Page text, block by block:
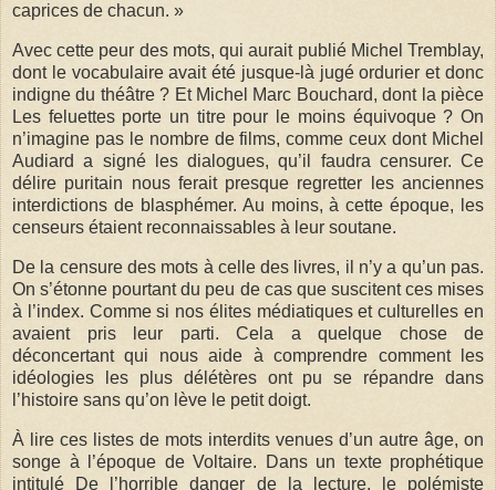
caprices de chacun. »
Avec cette peur des mots, qui aurait publié Michel Tremblay,
dont le vocabulaire avait été jusque-là jugé ordurier et donc
indigne du théâtre ? Et Michel Marc Bouchard, dont la pièce
Les feluettes porte un titre pour le moins équivoque ? On
n’imagine pas le nombre de films, comme ceux dont Michel
Audiard a signé les dialogues, qu’il faudra censurer. Ce
délire puritain nous ferait presque regretter les anciennes
interdictions de blasphémer. Au moins, à cette époque, les
censeurs étaient reconnaissables à leur soutane.
De la censure des mots à celle des livres, il n’y a qu’un pas.
On s’étonne pourtant du peu de cas que suscitent ces mises
à l’index. Comme si nos élites médiatiques et culturelles en
avaient pris leur parti. Cela a quelque chose de
déconcertant qui nous aide à comprendre comment les
idéologies les plus délétères ont pu se répandre dans
l’histoire sans qu’on lève le petit doigt.
À lire ces listes de mots interdits venues d’un autre âge, on
songe à l’époque de Voltaire. Dans un texte prophétique
intitulé De l’horrible danger de la lecture, le polémiste